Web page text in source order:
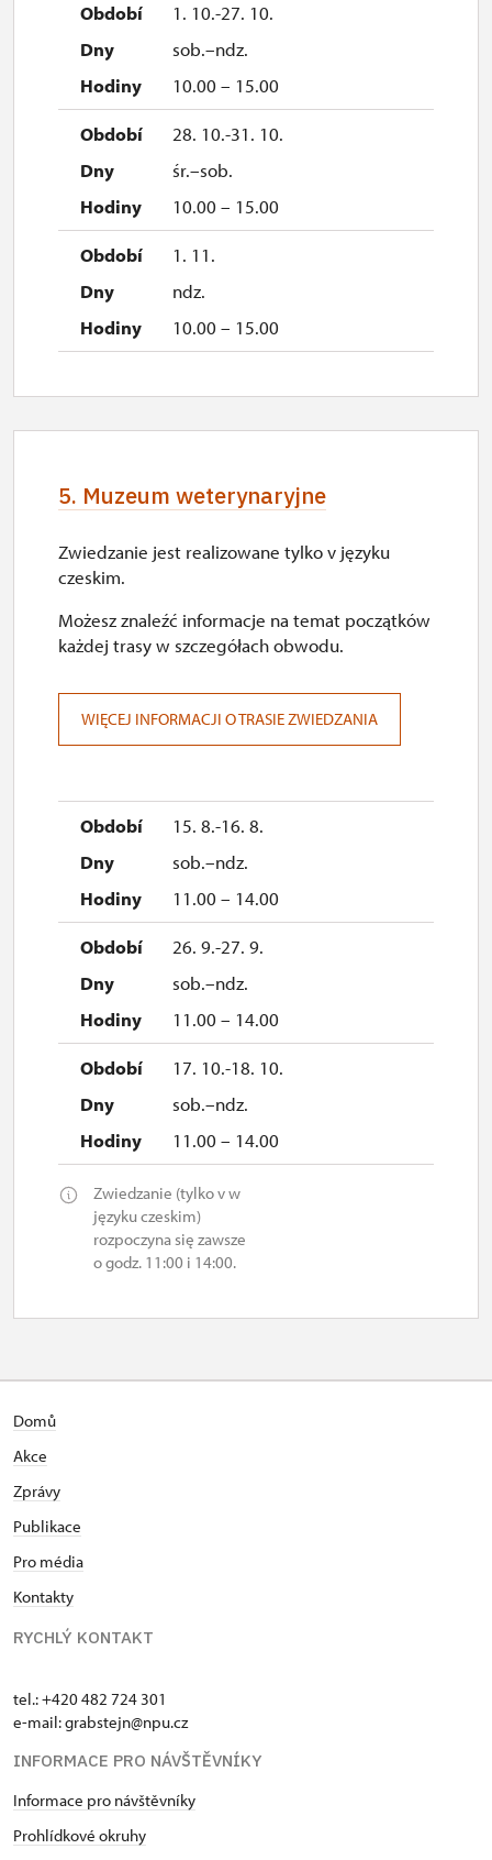
1. 10.-27. 10.
sob.–ndz.
10.00 – 15.00
28. 10.-31. 10.
śr.–sob.
10.00 – 15.00
1. 11.
ndz.
10.00 – 15.00
5. Muzeum weterynaryjne
15. 8.-16. 8.
sob.–ndz.
11.00 – 14.00
26. 9.-27. 9.
sob.–ndz.
11.00 – 14.00
17. 10.-18. 10.
sob.–ndz.
11.00 – 14.00
Zwiedzanie (tylko v w
języku czeskim)
rozpoczyna się zawsze
o godz. 11:00 i 14:00.
Zwiedzanie jest realizowane tylko v języku
czeskim.
Możesz znaleźć informacje na temat początków
każdej trasy w szczegółach obwodu.
WIĘCEJ INFORMACJI O TRASIE ZWIEDZANIA
Domů
Akce
Zprávy
Publikace
Pro média
Kontakty
RYCHLÝ KONTAKT
tel.: +420 482 724 301
e-mail: grabstejn@npu.cz
INFORMACE PRO NÁVŠTĚVNÍKY
Informace pro návštěvníky
Prohlídkové okruhy